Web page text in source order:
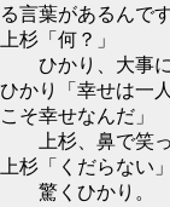
る言葉があるんです
上杉「何？」
ひかり、大事に
ひかり「幸せは一
こそ幸せなんだ」
上杉、鼻で笑っ
上杉「くだらない」
驚くひかり。